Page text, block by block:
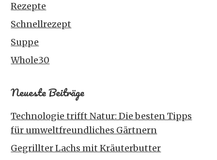
Rezepte
Schnellrezept
Suppe
Whole30
Neueste Beiträge
Technologie trifft Natur: Die besten Tipps
für umweltfreundliches Gärtnern
Gegrillter Lachs mit Kräuterbutter